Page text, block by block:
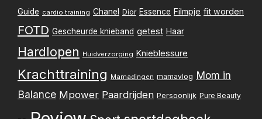
Guide cardio training Chanel Dior Essence Filmpje fit worden
FOTD Gescheurde knieband getest Haar
Hardlopen Huidverzorging Knieblessure
Krachttraining Mamadingen mamavlog Mom in
Balance Mpower Paardrijden Persoonlijk Pure Beauty